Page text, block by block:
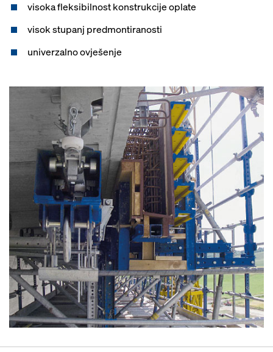
visoka fleksibilnost konstrukcije oplate
visok stupanj predmontiranosti
univerzalno ovješenje